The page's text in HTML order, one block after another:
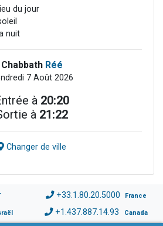
du jour
nuit
Chabbath Réé
7 Août 2026
à 20:20
à 21:22
Changer de ville
+33.1.80.20.5000 France
+1.437.887.14.93 Canada